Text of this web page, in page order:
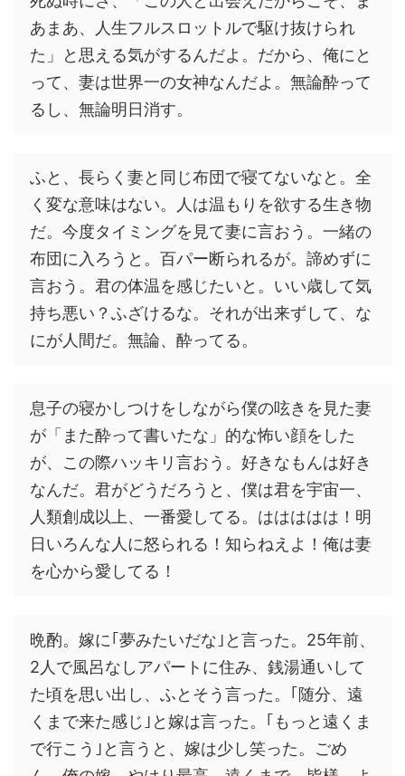
あまあ、人生フルスロットルで駆け抜けられ
た」と思える気がするんだよ。だから、俺にと
って、妻は世界一の女神なんだよ。無論酔って
るし、無論明日消す。
ふと、長らく妻と同じ布団で寝てないなと。全
く変な意味はない。人は温もりを欲する生き物
だ。今度タイミングを見て妻に言おう。一緒の
布団に入ろうと。百パー断られるが。諦めずに
言おう。君の体温を感じたいと。いい歳して気
持ち悪い？ふざけるな。それが出来ずして、な
にが人間だ。無論、酔ってる。
息子の寝かしつけをしながら僕の呟きを見た妻
が「また酔って書いたな」的な怖い顔をした
が、この際ハッキリ言おう。好きなもんは好き
なんだ。君がどうだろうと、僕は君を宇宙一、
人類創成以上、一番愛してる。ははははは！明
日いろんな人に怒られる！知らねえよ！俺は妻
を心から愛してる！
晩酌。嫁に｢夢みたいだな｣と言った。25年前、
2人で風呂なしアパートに住み、銭湯通いして
た頃を思い出し、ふとそう言った。｢随分、遠
くまで来た感じ｣と嫁は言った。｢もっと遠くま
で行こう｣と言うと、嫁は少し笑った。ごめ